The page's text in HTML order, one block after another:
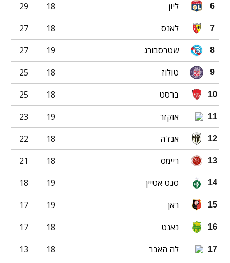
6 ליון 18
29
7 לאנס 18
27
8 שטרסבורג 19
27
9 טולוז 18
25
10 ברסט 18
25
11 אוקזר 19
23
12 אנז'ה 18
22
13 ריימס 18
21
14 סנט אטיין 19
18
15 ראן 19
17
16 נאנט 18
17
17 לה האבר 18
13